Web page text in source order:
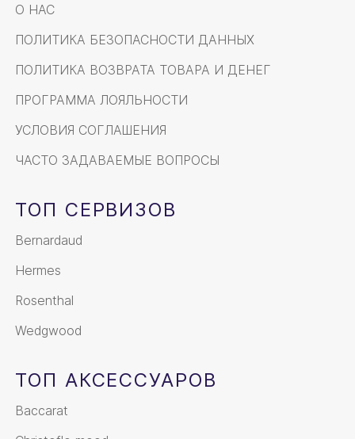
О НАС
ПОЛИТИКА БЕЗОПАСНОСТИ ДАННЫХ
ПОЛИТИКА ВОЗВРАТА ТОВАРА И ДЕНЕГ
ПРОГРАММА ЛОЯЛЬНОСТИ
УСЛОВИЯ СОГЛАШЕНИЯ
ЧАСТО ЗАДАВАЕМЫЕ ВОПРОСЫ
ТОП СЕРВИЗОВ
Bernardaud
Hermes
Rosenthal
Wedgwood
ТОП АКСЕССУАРОВ
Baccarat